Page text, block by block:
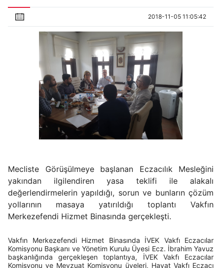
2018-11-05 11:05:42
Mecliste Görüşülmeye başlanan Eczacılık Mesleğini
yakından ilgilendiren yasa teklifi ile alakalı
değerlendirmelerin yapıldığı, sorun ve bunların çözüm
yollarının masaya yatırıldığı toplantı Vakfın
Merkezefendi Hizmet Binasında gerçekleşti.
Vakfın Merkezefendi Hizmet Binasında İVEK Vakfı Eczacılar
Komisyonu Başkanı ve Yönetim Kurulu Üyesi Ecz. İbrahim Yavuz
başkanlığında gerçekleşen toplantıya, İVEK Vakfı Eczacılar
Komisyonu ve Mevzuat Komisyonu üyeleri, Hayat Vakfı Eczacı